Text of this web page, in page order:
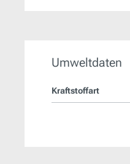
Umweltdaten
Kraftstoffart